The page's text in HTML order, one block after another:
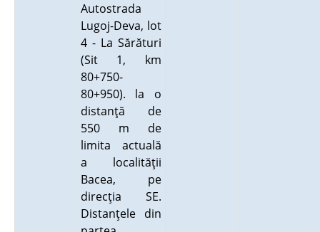
Autostrada
Lugoj-Deva, lot
4 - La Sărături
(Sit 1, km
80+750-
80+950). la o
distanţă de
550 m de
limita actuală
a localităţii
Bacea, pe
direcţia SE.
Distanţele din